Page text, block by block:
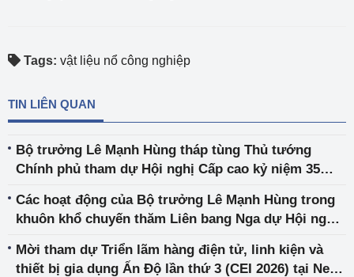
Tags: vật liệu nổ công nghiệp
TIN LIÊN QUAN
Bộ trưởng Lê Mạnh Hùng tháp tùng Thủ tướng
Chính phủ tham dự Hội nghị Cấp cao kỷ niệm 35
lượng
Các hoạt động của Bộ trưởng Lê Mạnh Hùng trong
khuôn khổ chuyến thăm Liên bang Nga dự Hội nghị
Thủ tướng Chính phủ
Mời tham dự Triển lãm hàng điện tử, linh kiện và
thiết bị gia dụng Ấn Độ lần thứ 3 (CEI 2026) tại New